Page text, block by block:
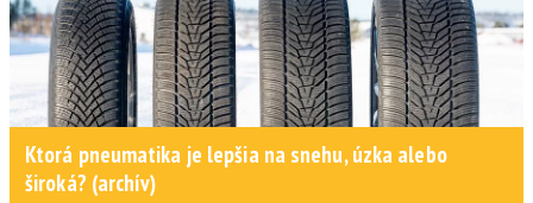
Ktorá pneumatika je lepšia na snehu, úzka alebo
široká? (archív)